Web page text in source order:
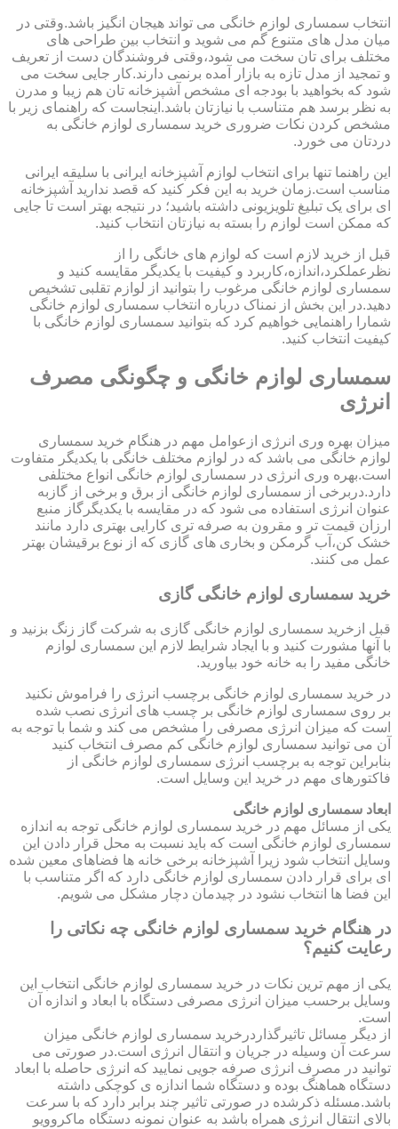
انتخاب سمساری لوازم خانگی می تواند هیجان انگیز باشد.وقتی در
میان مدل های متنوع گم می شوید و انتخاب بین طراحی های
مختلف برای تان سخت می شود،وقتی فروشندگان دست از تعریف
و تمجید از مدل تازه به بازار آمده برنمی دارند.کار جایی سخت می
شود که بخواهید با بودجه ای مشخص آشپزخانه تان هم زیبا و مدرن
به نظر برسد هم متناسب با نیازتان باشد.اینجاست که راهنمای زیر با
مشخص کردن نکات ضروری خرید سمساری لوازم خانگی به
دردتان می خورد.
این راهنما تنها برای انتخاب لوازم آشپزخانه ایرانی با سلیقه ایرانی
مناسب است.زمان خرید به این فکر کنید که قصد ندارید آشپزخانه
ای برای یک تبلیغ تلویزیونی داشته باشید؛ در نتیجه بهتر است تا جایی
که ممکن است لوازم را بسته به نیازتان انتخاب کنید.
قبل از خرید لازم است که لوازم های خانگی را از
نظرعملکرد،اندازه،کاربرد و کیفیت با یکدیگر مقایسه کنید و
سمساری لوازم خانگی مرغوب را بتوانید از لوازم تقلبی تشخیص
دهید.در این بخش از نمناک درباره انتخاب سمساری لوازم خانگی
شمارا راهنمایی خواهیم کرد که بتوانید سمساری لوازم خانگی با
کیفیت انتخاب کنید.
سمساری لوازم خانگی و چگونگی مصرف
انرژی
میزان بهره وری انرژی ازعوامل مهم در هنگام خرید سمساری
لوازم خانگی می باشد که در لوازم مختلف خانگی با یکدیگر متفاوت
است.بهره وری انرژی در سمساری لوازم خانگی انواع مختلفی
دارد.دربرخی از سمساری لوازم خانگی از برق و برخی از گازبه
عنوان انرژی استفاده می شود که در مقایسه با یکدیگرگاز منبع
ارزان قیمت تر و مقرون به صرفه تری کارایی بهتری دارد مانند
خشک کن،آب گرمکن و بخاری های گازی که از نوع برقیشان بهتر
عمل می کنند.
خرید سمساری لوازم خانگی گازی
قبل ازخرید سمساری لوازم خانگی گازی به شرکت گاز زنگ بزنید و
با آنها مشورت کنید و با ایجاد شرایط لازم این سمساری لوازم
خانگی مفید را به خانه خود بیاورید.
در خرید سمساری لوازم خانگی برچسب انرژی را فراموش نکنید
بر روی سمساری لوازم خانگی بر چسب های انرژی نصب شده
است که میزان انرژی مصرفی را مشخص می کند و شما با توجه به
آن می توانید سمساری لوازم خانگی کم مصرف انتخاب کنید
بنابراین توجه به برچسب انرژی سمساری لوازم خانگی از
فاکتورهای مهم در خرید این وسایل است.
ابعاد سمساری لوازم خانگی
یکی از مسائل مهم در خرید سمساری لوازم خانگی توجه به اندازه
سمساری لوازم خانگی است که باید نسبت به محل قرار دادن این
وسایل انتخاب شود زیرا آشپزخانه برخی خانه ها فضاهای معین شده
ای برای قرار دادن سمساری لوازم خانگی دارد که اگر متناسب با
این فضا ها انتخاب نشود در چیدمان دچار مشکل می شویم.
در هنگام خرید سمساری لوازم خانگی چه نکاتی را
رعایت کنیم؟
یکی از مهم ترین نکات در خرید سمساری لوازم خانگی انتخاب این
وسایل برحسب میزان انرژی مصرفی دستگاه با ابعاد و اندازه آن
است.
از دیگر مسائل تاثیرگذاردرخرید سمساری لوازم خانگی میزان
سرعت آن وسیله در جریان و انتقال انرژی است.در صورتی می
توانید در مصرف انرژی صرفه جویی نمایید که انرژی حاصله با ابعاد
دستگاه هماهنگ بوده و دستگاه شما اندازه ی کوچکی داشته
باشد.مسئله ذکرشده در صورتی تاثیر چند برابر دارد که با سرعت
بالای انتقال انرژی همراه باشد به عنوان نمونه دستگاه ماکروویو